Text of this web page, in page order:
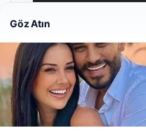
Prenses Night Club
04/29/2026
Web sitemizi nasıl
deneyiminizi kişiselleştirmek
Göz Atın